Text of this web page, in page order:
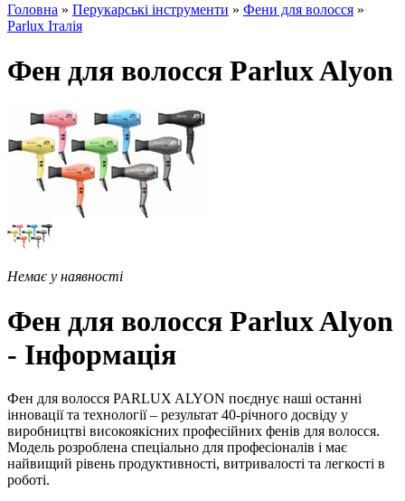
Головна » Перукарські інструменти » Фени для волосся »
Parlux Італія
Фен для волосся Parlux Alyon
Немає у наявності
Фен для волосся Parlux Alyon
- Інформація
Фен для волосся PARLUX ALYON поєднує наші останні
інновації та технології – результат 40-річного досвіду у
виробництві високоякісних професійних фенів для волосся.
Модель розроблена спеціально для професіоналів і має
найвищий рівень продуктивності, витривалості та легкості в
роботі.